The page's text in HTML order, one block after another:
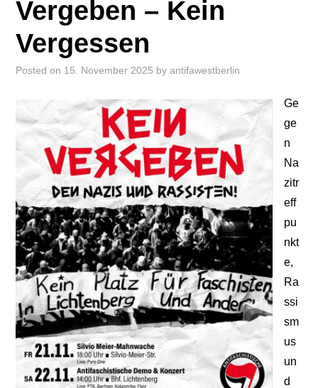
Vergeben – Kein
Vergessen
Posted on 15. November 2025 byantifawestberlin
Ge
ge
n
Na
zitr
eff
pu
nkt
e,
Ra
ssi
sm
us
un
d